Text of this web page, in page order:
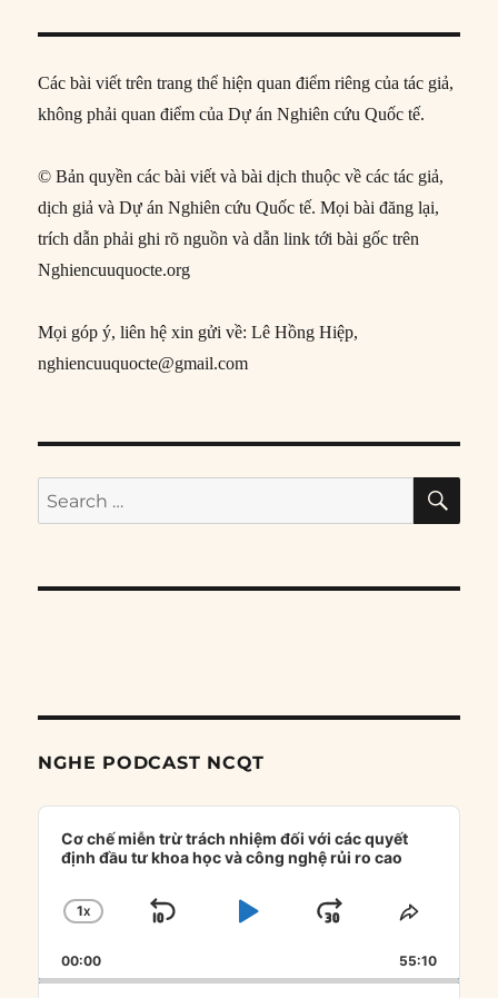
Các bài viết trên trang thể hiện quan điểm riêng của tác giả,
không phải quan điểm của Dự án Nghiên cứu Quốc tế.
© Bản quyền các bài viết và bài dịch thuộc về các tác giả,
dịch giả và Dự án Nghiên cứu Quốc tế. Mọi bài đăng lại,
trích dẫn phải ghi rõ nguồn và dẫn link tới bài gốc trên
Nghiencuuquocte.org
Mọi góp ý, liên hệ xin gửi về: Lê Hồng Hiệp,
nghiencuuquocte@gmail.com
Search
for:
NGHE PODCAST NCQT
Audio
Player
Cơ chế miễn trừ trách nhiệm đối với các quyết
định đầu tư khoa học và công nghệ rủi ro cao
CHANGE
RATE
1X
SKIP
PLAYJUMP
FORWARD
SHARE
00:00 55:10